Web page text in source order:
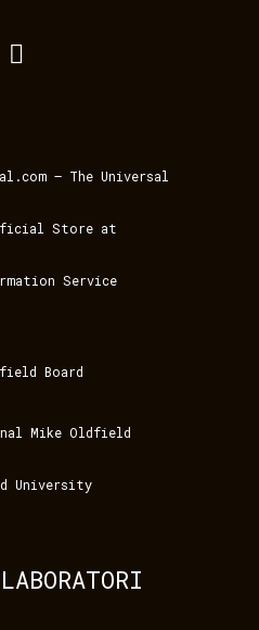
– The Universal
Store at
Service
Board
Mike Oldfield
University